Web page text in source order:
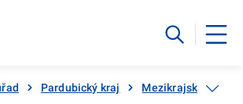
Pardubický kraj Mezikrajské